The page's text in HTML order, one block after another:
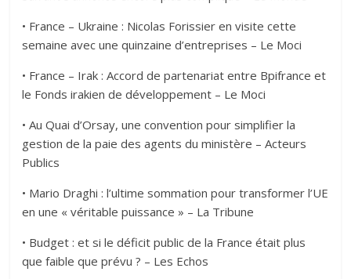
• France – Ukraine : Nicolas Forissier en visite cette
semaine avec une quinzaine d’entreprises – Le Moci
• France – Irak : Accord de partenariat entre Bpifrance et
le Fonds irakien de développement – Le Moci
• Au Quai d’Orsay, une convention pour simplifier la
gestion de la paie des agents du ministère – Acteurs
Publics
• Mario Draghi : l’ultime sommation pour transformer l’UE
en une « véritable puissance » – La Tribune
• Budget : et si le déficit public de la France était plus
que faible que prévu ? – Les Echos